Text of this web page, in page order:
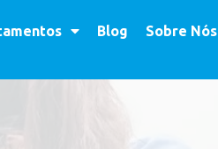
Blog Sobre Nós